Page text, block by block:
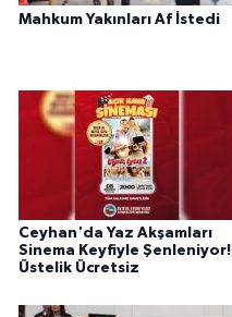
Mahkum Yakınları Af İstedi
Ceyhan'da Yaz Akşamları
Sinema Keyfiyle Şenleniyor!
Üstelik Ücretsiz